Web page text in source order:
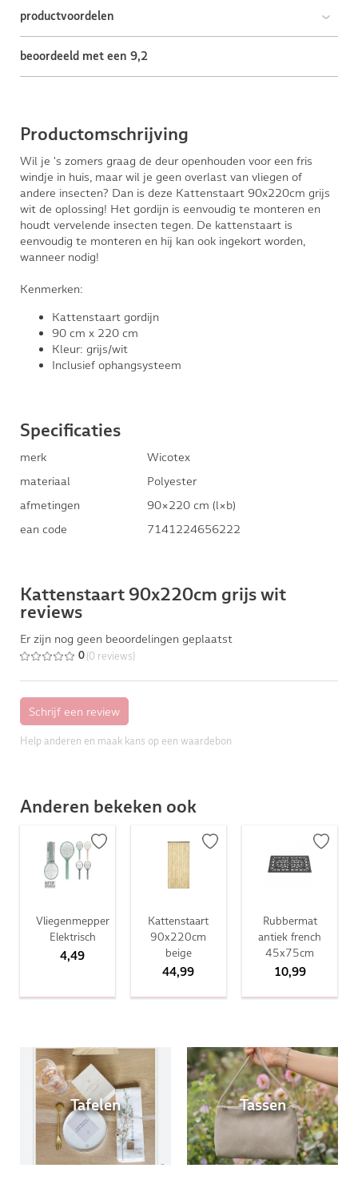
productvoordelen
beoordeeld met een 9,2
Productomschrijving
Wil je 's zomers graag de deur openhouden voor een fris
windje in huis, maar wil je geen overlast van vliegen of
andere insecten? Dan is deze Kattenstaart 90x220cm grijs
wit de oplossing! Het gordijn is eenvoudig te monteren en
houdt vervelende insecten tegen. De kattenstaart is
eenvoudig te monteren en hij kan ook ingekort worden,
wanneer nodig!
Kenmerken:
Kattenstaart gordijn
90 cm x 220 cm
Kleur: grijs/wit
Inclusief ophangsysteem
Specificaties
merk
Wicotex
materiaal
Polyester
afmetingen
90×220 cm (l×b)
ean code
7141224656222
Kattenstaart 90x220cm grijs wit
reviews
Er zijn nog geen beoordelingen geplaatst
0 (0 reviews)
Help anderen en maak kans op een waardebon
Anderen bekeken ook
Vliegenmepper
Elektrisch
4,49
Kattenstaart
90x220cm
beige
44,99
Rubbermat
antiek french
45x75cm
10,99
Tafelen Tassen